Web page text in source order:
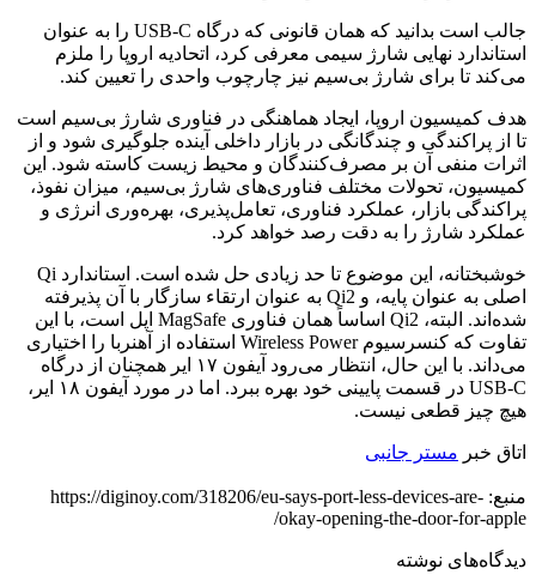
جالب است بدانید که همان قانونی که درگاه USB-C را به عنوان
استاندارد نهایی شارژ سیمی معرفی کرد، اتحادیه اروپا را ملزم
می‌کند تا برای شارژ بی‌سیم نیز چارچوب واحدی را تعیین کند.
هدف کمیسیون اروپا، ایجاد هماهنگی در فناوری شارژ بی‌سیم است
تا از پراکندگی و چندگانگی در بازار داخلی آینده جلوگیری شود و از
اثرات منفی آن بر مصرف‌کنندگان و محیط زیست کاسته شود. این
کمیسیون، تحولات مختلف فناوری‌های شارژ بی‌سیم، میزان نفوذ،
پراکندگی بازار، عملکرد فناوری، تعامل‌پذیری، بهره‌وری انرژی و
عملکرد شارژ را به دقت رصد خواهد کرد.
خوشبختانه، این موضوع تا حد زیادی حل شده است. استاندارد Qi
اصلی به عنوان پایه، و Qi2 به عنوان ارتقاء سازگار با آن پذیرفته
شده‌اند. البته، Qi2 اساساً همان فناوری MagSafe اپل است، با این
تفاوت که کنسرسیوم Wireless Power استفاده از آهنربا را اختیاری
می‌داند. با این حال، انتظار می‌رود آیفون ۱۷ ایر همچنان از درگاه
USB-C در قسمت پایینی خود بهره ببرد. اما در مورد آیفون ۱۸ ایر،
هیچ چیز قطعی نیست.
اتاق خبر مستر جانبی
منبع: https://diginoy.com/318206/eu-says-port-less-devices-are-
okay-opening-the-door-for-apple/
دیدگاه‌های نوشته